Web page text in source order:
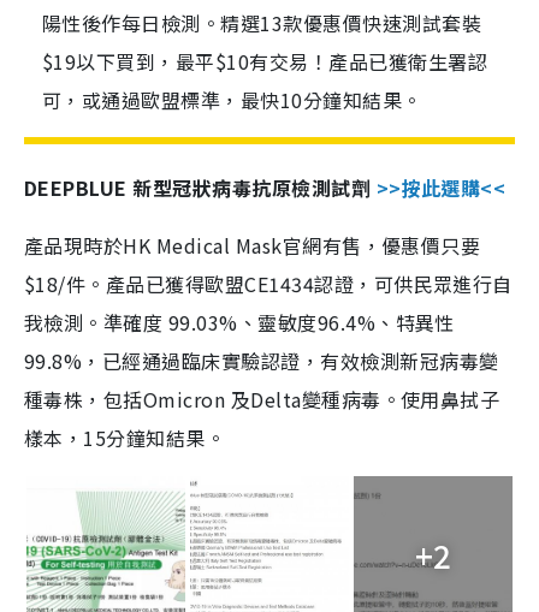
陽性後作每日檢測。精選13款優惠價快速測試套裝
$19以下買到，最平$10有交易！產品已獲衛生署認
可，或通過歐盟標準，最快10分鐘知結果。
DEEPBLUE 新型冠狀病毒抗原檢測試劑 >>按此選購<<
產品現時於HK Medical Mask官網有售，優惠價只要
$18/件。產品已獲得歐盟CE1434認證，可供民眾進行自
我檢測。準確度 99.03%、靈敏度96.4%、特異性
99.8%，已經通過臨床實驗認證，有效檢測新冠病毒變
種毒株，包括Omicron 及Delta變種病毒。使用鼻拭子
樣本，15分鐘知結果。
+2